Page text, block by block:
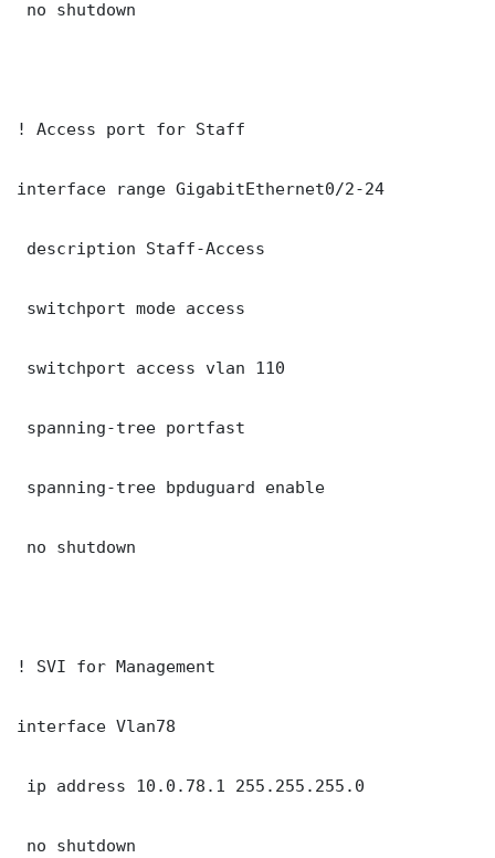
no shutdown
! Access port for Staff
interface range GigabitEthernet0/2-24
description Staff-Access
switchport mode access
switchport access vlan 110
spanning-tree portfast
spanning-tree bpduguard enable
no shutdown
! SVI for Management
interface Vlan78
ip address 10.0.78.1 255.255.255.0
no shutdown